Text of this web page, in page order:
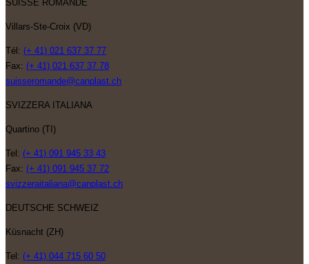
SUISSE ROMANDE
Villars-Ste-Croix (VD)
Tél: (+ 41) 021 637 37 77
Fax: (+ 41) 021 637 37 78
suisseromande@canplast.ch
SVIZZERA ITALIANA
Quartino (TI)
Tel: (+ 41) 091 945 33 43
Fax: (+ 41) 091 945 37 72
svizzeraitaliana@canplast.ch
DEUTSCHE SCHWEIZ
Küsnacht (ZH)
Tel: (+ 41) 044 715 60 50